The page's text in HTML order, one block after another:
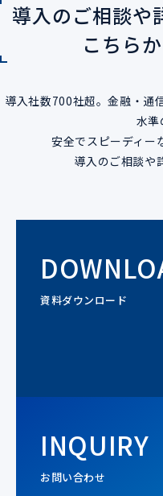
導入のご相談や
こちら
導入社数700社超。金融・通
水準
安全でスピーディー
導入のご相談や
資料ダウンロード
INQUIRY
お問い合わせ